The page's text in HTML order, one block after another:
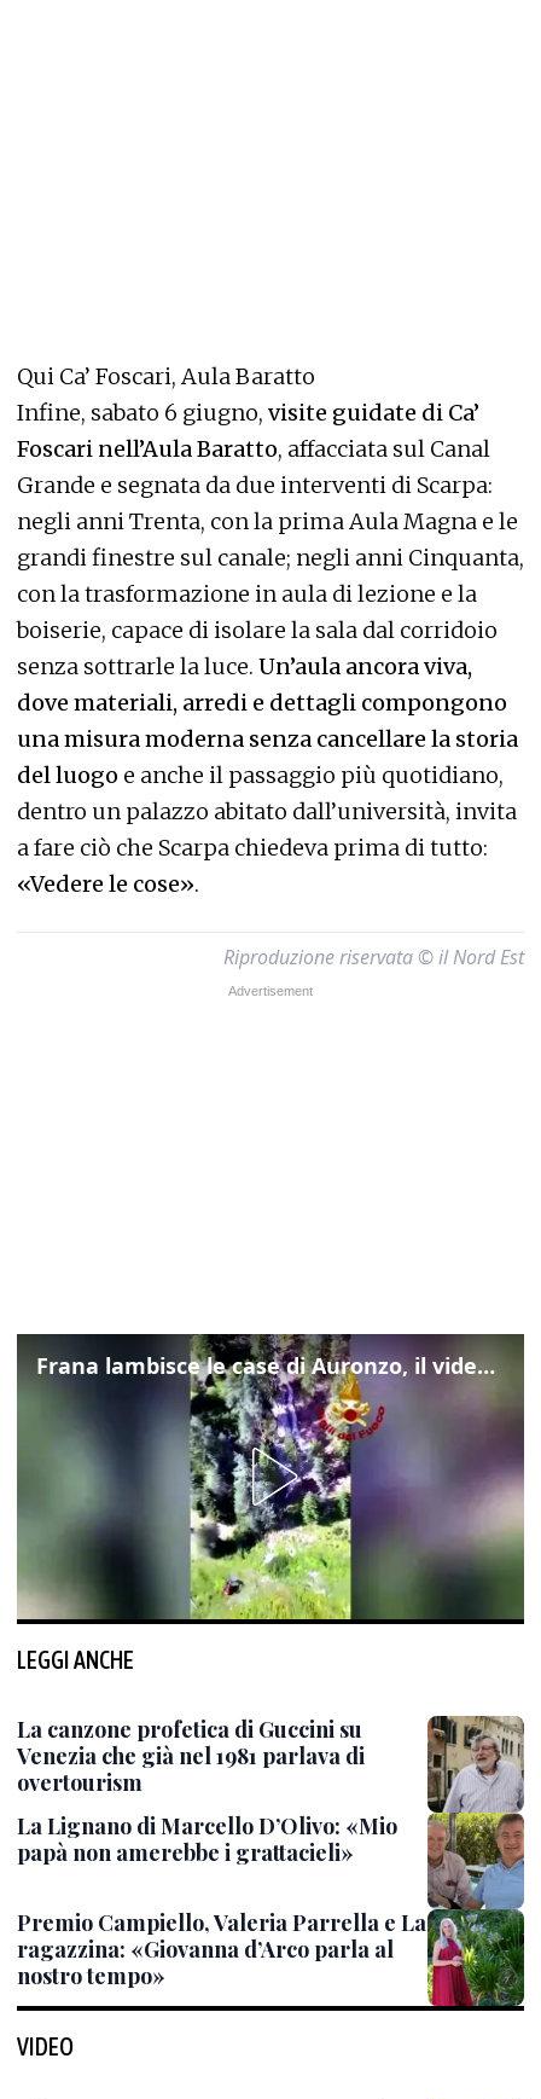
Qui Ca’ Foscari, Aula Baratto
Infine, sabato 6 giugno, visite guidate di Ca’
Foscari nell’Aula Baratto, affacciata sul Canal
Grande e segnata da due interventi di Scarpa:
negli anni Trenta, con la prima Aula Magna e le
grandi finestre sul canale; negli anni Cinquanta,
con la trasformazione in aula di lezione e la
boiserie, capace di isolare la sala dal corridoio
senza sottrarle la luce. Un’aula ancora viva,
dove materiali, arredi e dettagli compongono
una misura moderna senza cancellare la storia
del luogo e anche il passaggio più quotidiano,
dentro un palazzo abitato dall’università, invita
a fare ciò che Scarpa chiedeva prima di tutto:
«Vedere le cose».
Riproduzione riservata © il Nord Est
Frana lambisce le case di Auronzo, il video dall'elicottero dei vigili del fuoco
LEGGI ANCHE
La canzone profetica di Guccini su
Venezia che già nel 1981 parlava di
overtourism
La Lignano di Marcello D’Olivo: «Mio
papà non amerebbe i grattacieli»
Premio Campiello, Valeria Parrella e La
ragazzina: «Giovanna d’Arco parla al
nostro tempo»
VIDEO